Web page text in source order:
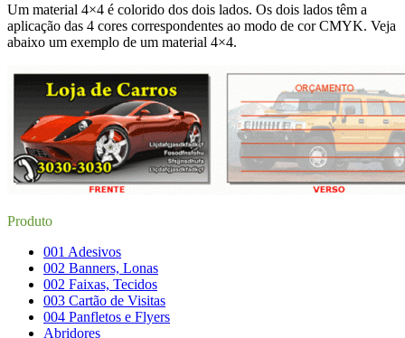
Um material 4×4 é colorido dos dois lados. Os dois lados têm a
aplicação das 4 cores correspondentes ao modo de cor CMYK. Veja
abaixo um exemplo de um material 4×4.
Produto
001 Adesivos
002 Banners, Lonas
002 Faixas, Tecidos
003 Cartão de Visitas
004 Panfletos e Flyers
Abridores